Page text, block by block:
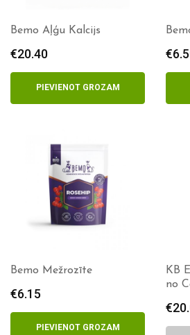
Bemo Aļģu Kalcijs
€20.40
PIEVIENOT GROZAM
€
Bemo Mežrozīte
€6.15
PIEVIENOT GROZAM
KB
no
€